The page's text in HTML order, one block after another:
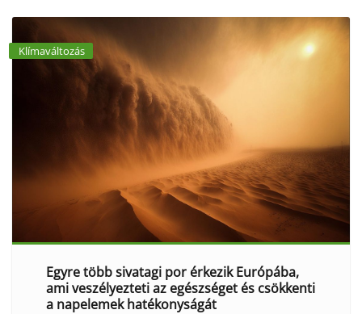
Klímaváltozás
Egyre több sivatagi por érkezik Európába,
ami veszélyezteti az egészséget és csökkenti
a napelemek hatékonyságát